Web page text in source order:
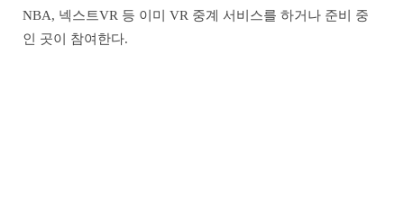
NBA, 넥스트VR 등 이미 VR 중계 서비스를 하거나 준비 중
인 곳이 참여한다.